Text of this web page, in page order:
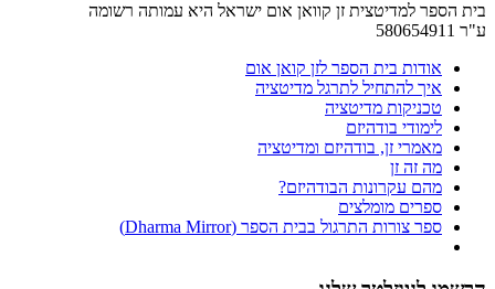
בית הספר למדיטצית זן קוואן אום ישראל היא עמותה רשומה
ע"ר 580654911
אודות בית הספר לזן קואן אום
איך להתחיל לתרגל מדיטציה
טכניקות מדיטציה
לימודי בודהיזם
מאמרי זן, בודהיזם ומדיטציה
מה זה זן
מהם עקרונות הבודהיזם?
ספרים מומלצים
ספר צורות התרגול בבית הספר (Dharma Mirror)